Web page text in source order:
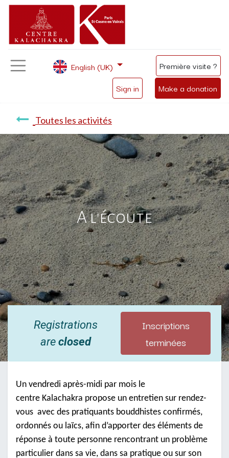
Sign in Make a donation
English (UK) Première visite ?
Toutes les activités
A l'écoute
Registrations
areclosed
Inscriptions
terminées
Un vendredi après-midi par mois le
centre Kalachakra propose un entretien sur rendez-
vous avec des pratiquants bouddhistes confirmés,
ordonnés ou laïcs, afin d’apporter des éléments de
réponse à toute personne rencontrant un problème
particulier dans sa vie, dans sa pratique ou sur son